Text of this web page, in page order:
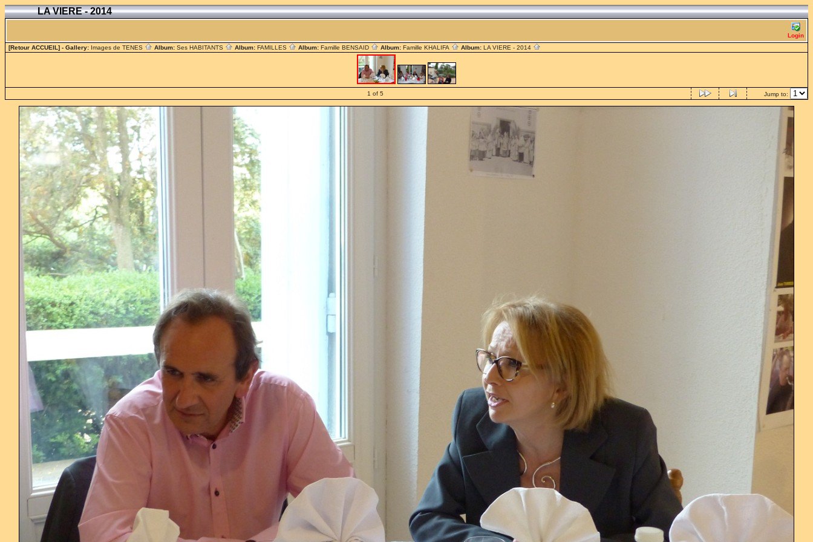
LA VIERE - 2014
Login
[Retour ACCUEIL] - Gallery: Images de TENES Album: Ses HABITANTS Album: FAMILLES Album: Famille BENSAID Album: Famille KHALIFA Album: LA VIERE - 2014
1 of 5 Jump to: